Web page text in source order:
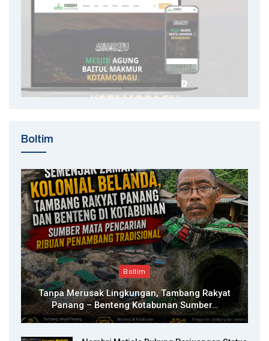
Boltim
Boltim
Tanpa Merusak Lingkungan, Tambang Rakyat
Panang – Benteng Kotabunan Sumber…